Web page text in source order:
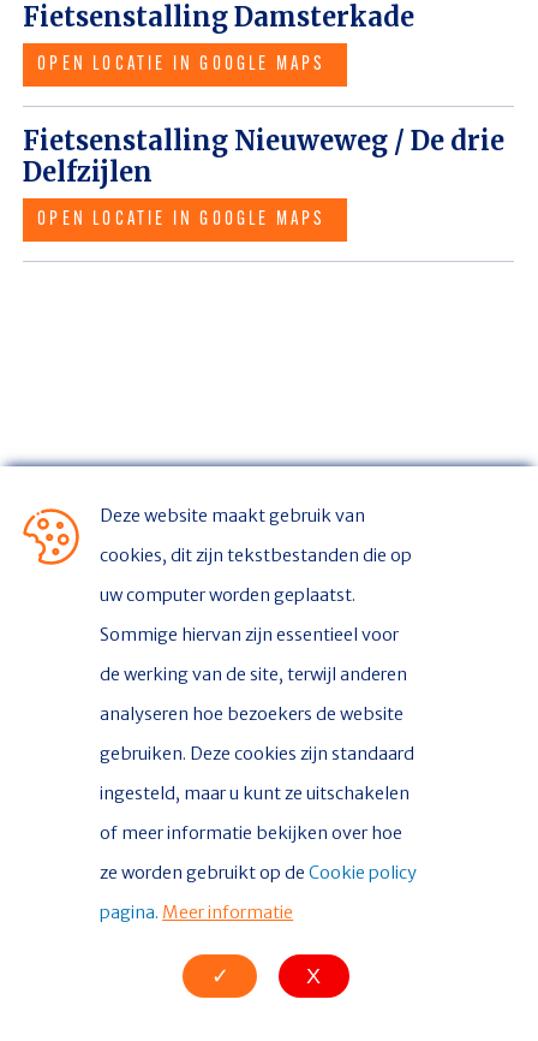
Fietsenstalling Damsterkade
OPEN LOCATIE IN GOOGLE MAPS
Fietsenstalling Nieuweweg / De drie
Delfzijlen
OPEN LOCATIE IN GOOGLE MAPS
De mindervalide parkeerplaats (MIVA)
bevindt zich aan de Zeebadweg in Delfzijl.
Bewegwijzering wordt aangeven door
bebording met tekst MIVA. De parkeerplaats
is alleen toegankelijk voor voertuigen met
de blauwe invalidenparkeerkaart,
afgegeven door jouw gemeente.
Afbeelding
Deze website maakt gebruik van
cookies, dit zijn tekstbestanden die op
uw computer worden geplaatst.
Sommige hiervan zijn essentieel voor
de werking van de site, terwijl anderen
analyseren hoe bezoekers de website
gebruiken. Deze cookies zijn standaard
ingesteld, maar u kunt ze uitschakelen
of meer informatie bekijken over hoe
ze worden gebruikt op deCookie policy
pagina. Meer informatie
✓ X